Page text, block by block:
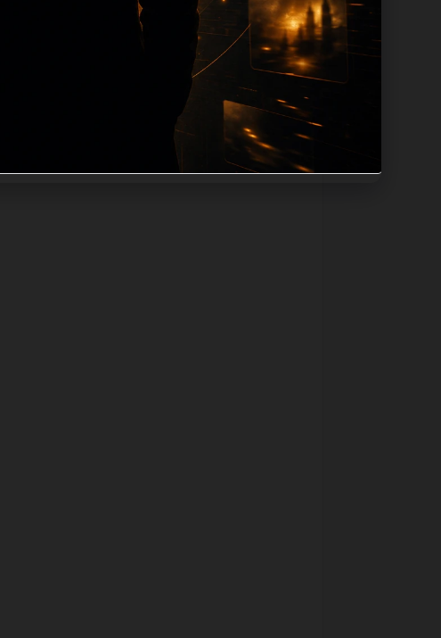
题图、alt、title和推荐链接，确保页面既能被搜
和不同问题角度。栏目页则保留清晰入口，方